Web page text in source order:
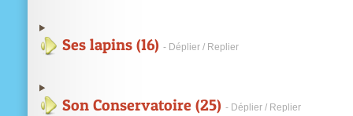
Ses lapins (16) - Déplier / Replier
Son Conservatoire (25) - Déplier / Replier